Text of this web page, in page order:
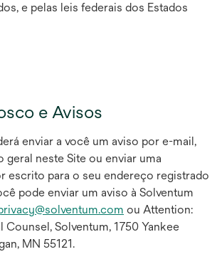
e pelas leis federais dos Estados
e Avisos
enviar a você um aviso por e-mail,
geral neste Site ou enviar uma
escrito para o seu endereço registrado
pode enviar um aviso à Solventum
ou Attention:
Counsel, Solventum, 1750 Yankee
MN 55121.